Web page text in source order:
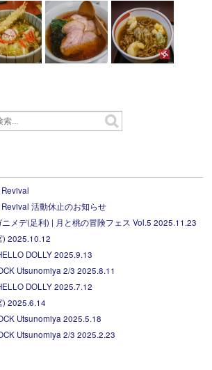
活動休止のお知らせ
メデ(足利) | 月と桃の冒険フェス Vol.5 2025.11.23
) 2025.10.12
DOLLY 2025.9.13
Utsunomiya 2/3 2025.8.11
DOLLY 2025.7.12
) 2025.6.14
Utsunomiya 2025.5.18
Utsunomiya 2/3 2025.2.23